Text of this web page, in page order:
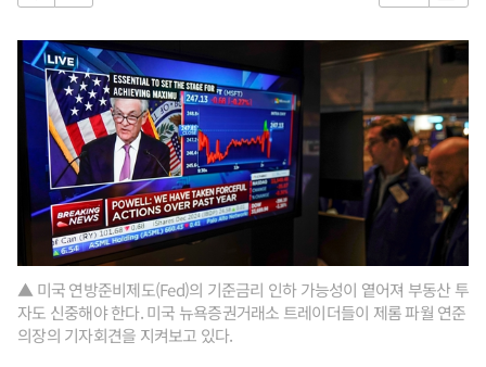
▲ 미국 연방준비제도(Fed)의 기준금리 인하 가능성이 옅어져 부동산 투
자도 신중해야 한다. 미국 뉴욕증권거래소 트레이더들이 제롬 파월 연준
의장의 기자회견을 지켜보고 있다.